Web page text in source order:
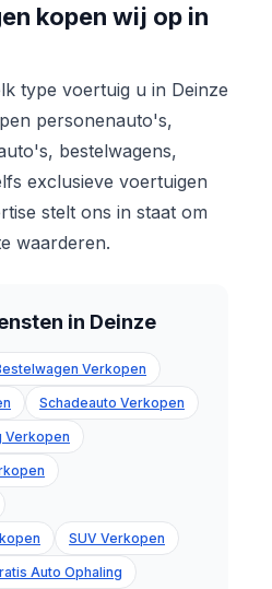
kopen wij op in
type voertuig u in Deinze
personenauto's,
bestelwagens,
exclusieve voertuigen
stelt ons in staat om
waarderen.
in Deinze
Verkopen
Schadeauto Verkopen
Verkopen
SUV Verkopen
Auto Ophaling